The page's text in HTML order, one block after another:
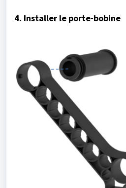
4. Installer le porte-bobine